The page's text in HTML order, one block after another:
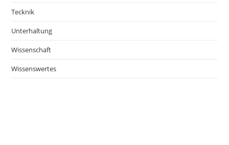
Tecknik
Unterhaltung
Wissenschaft
Wissenswertes